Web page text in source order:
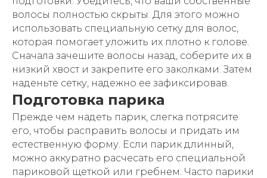
волосы полностью скрыты. Для этого можно
использовать специальную сетку для волос,
которая помогает уложить их плотно к голове.
Сначала зачешите волосы назад, соберите их в
низкий хвост и закрепите его заколками. Затем
наденьте сетку, надежно ее зафиксировав.
Подготовка парика
Прежде чем надеть парик, слегка потрясите
его, чтобы расправить волосы и придать им
естественную форму. Если парик длинный,
можно аккуратно расчесать его специальной
париковой щеткой или гребнем. Часто парики